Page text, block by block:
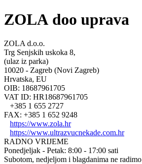
ZOLA doo uprava
ZOLA d.o.o.
Trg Senjskih uskoka 8,
(ulaz iz parka)
10020 - Zagreb (Novi Zagreb)
Hrvatska, EU
OIB: 18687961705
VAT ID: HR18687961705
+385 1 655 2727
FAX: +385 1 652 9248
https://www.zola.hr
https://www.ultrazvucnekade.com.hr
RADNO VRIJEME
Ponedjeljak - Petak: 8:00 - 17:00 sati
Subotom, nedjeljom i blagdanima ne radimo